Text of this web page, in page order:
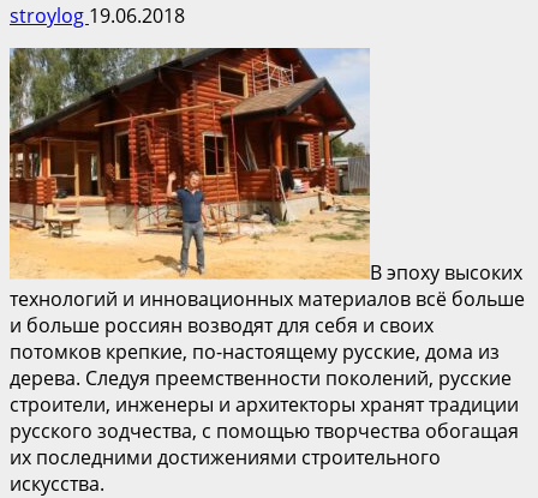
stroylog 19.06.2018
В эпоху высоких
технологий и инновационных материалов всё больше
и больше россиян возводят для себя и своих
потомков крепкие, по-настоящему русские, дома из
дерева. Следуя преемственности поколений, русские
строители, инженеры и архитекторы хранят традиции
русского зодчества, с помощью творчества обогащая
их последними достижениями строительного
искусства.